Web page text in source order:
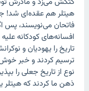
هیتلر هم عقده‌ای شد!
فاتحان می‌نویسند، پس
افسانه‌های کودکانه
تاریخ را یهودیان و
ترسیم کردند و خبر
نوع از تاریخ جعلی را
ذهن ما کردند که